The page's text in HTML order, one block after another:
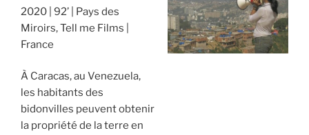
2020 92’
Pays des
Miroirs, Tell me Films
France
À Caracas, au Venezuela,
les habitants des
bidonvilles peuvent obtenir
la propriété de la terre en